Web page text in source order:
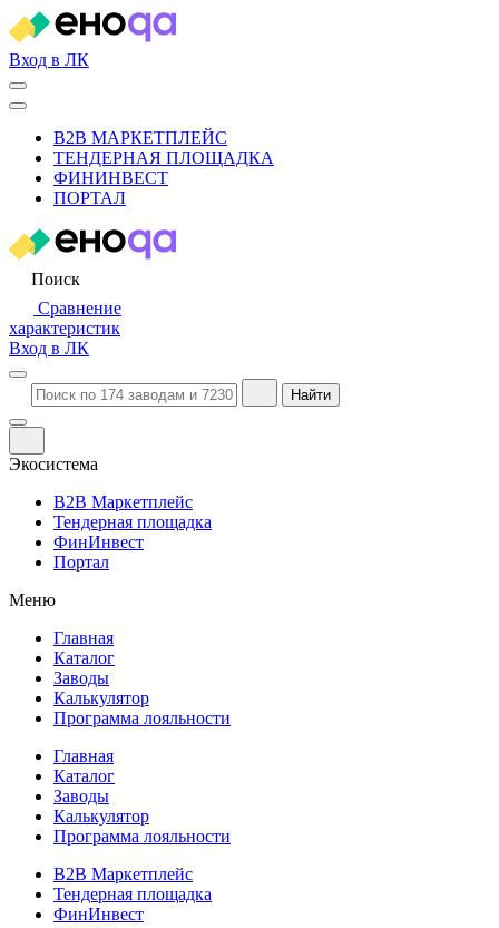
Вход в ЛК
B2B МАРКЕТПЛЕЙС
ТЕНДЕРНАЯ ПЛОЩАДКА
ФИНИНВЕСТ
ПОРТАЛ
Поиск
Сравнение
характеристик
Вход в ЛК
Найти
Экосистема
B2B Маркетплейс
Тендерная площадка
ФинИнвест
Портал
Меню
Главная
Каталог
Заводы
Калькулятор
Программа лояльности
Главная
Каталог
Заводы
Калькулятор
Программа лояльности
B2B Маркетплейс
Тендерная площадка
ФинИнвест